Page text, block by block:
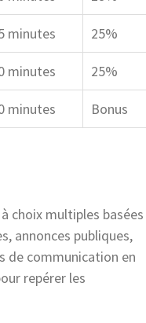
minutes 25%
minutes 25%
minutes Bonus
choix multiples basées
annonces publiques,
de communication en
repérer les